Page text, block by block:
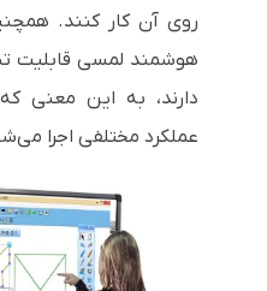
روی آن کار کنند.
هوشمند لمسی قابلیت
دارند، به این معنی
عملکرد مختلفی اجرا